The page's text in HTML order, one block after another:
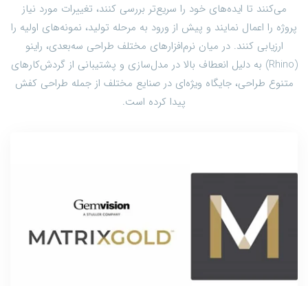
می‌کنند تا ایده‌های خود را سریع‌تر بررسی کنند، تغییرات مورد نیاز
پروژه را اعمال نمایند و پیش از ورود به مرحله تولید، نمونه‌های اولیه را
ارزیابی کنند. در میان نرم‌افزارهای مختلف طراحی سه‌بعدی، راینو
(Rhino) به دلیل انعطاف بالا در مدل‌سازی و پشتیبانی از گردش‌کارهای
متنوع طراحی، جایگاه ویژه‌ای در صنایع مختلف از جمله طراحی کفش
پیدا کرده است.